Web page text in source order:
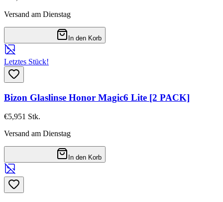
Versand am Dienstag
In den Korb
Letztes Stück!
Bizon Glaslinse Honor Magic6 Lite [2 PACK]
€5,951 Stk.
Versand am Dienstag
In den Korb